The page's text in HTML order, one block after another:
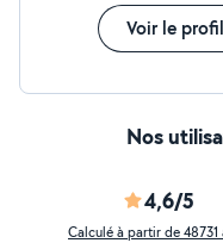
Voir le profil
Nos
4,6/5
Calculé à partir de 48731